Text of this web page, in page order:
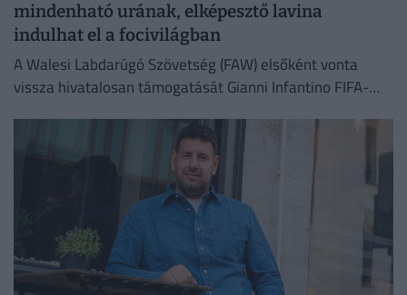
mindenható urának, elképesztő lavina
indulhat el a focivilágban
A Walesi Labdarúgó Szövetség (FAW) elsőként vonta
vissza hivatalosan támogatását Gianni Infantino FIFA-